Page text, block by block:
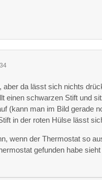
aber da lässt sich nichts
einen schwarzen Stift und
(kann man im Bild gerade
in der roten Hülse lässt
wenn der Thermostat so
gefunden habe